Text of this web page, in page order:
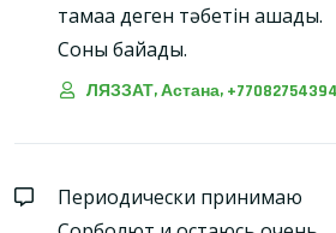
тамаққа деген тәбетін ашады.
Соны байқадық.
ЛЯЗЗАТ, Астана, +77082754394
Периодически принимаю